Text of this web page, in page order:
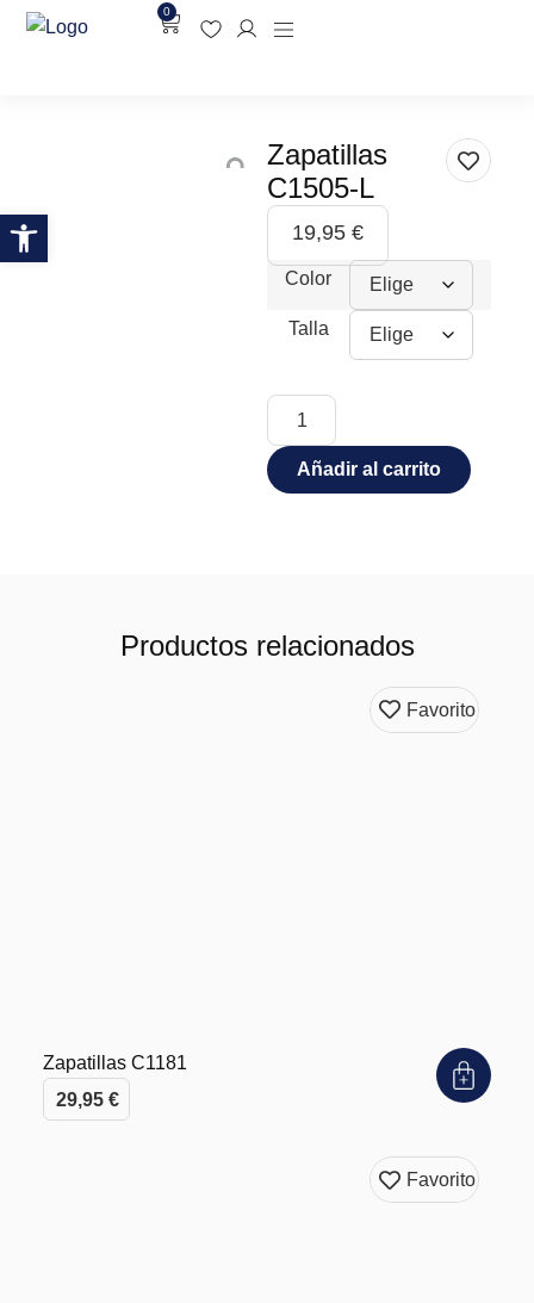
0
Zapatillas
C1505-L
19,95 €
Color
Talla
Añadir al carrito
Productos relacionados
Favorito
Zapatillas C1181
29,95 €
Favorito
Abrir barra de herramientas